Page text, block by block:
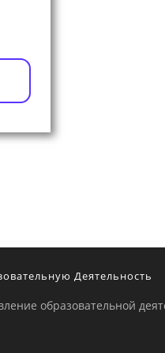
Деятельность
образовательной